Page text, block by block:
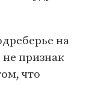
на
признак
что